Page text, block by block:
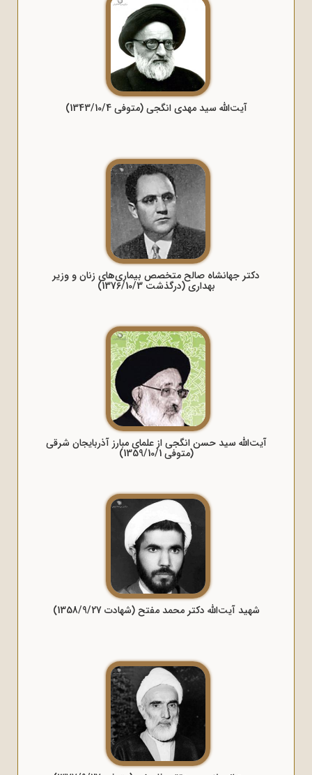
آیت‌الله سید مهدی انگجی (متوفی 1343/10/4)
دکتر جهانشاه صالح متخصص بیماری‌های زنان و وزیر
بهداری (درگذشت 1376/10/3)
آیت‌الله سید حسن انگجی از علمای مبارز آذربایجان شرقی
(متوفی 1359/10/1)
شهید آیت‌الله دکتر محمد مفتح (شهادت 1358/9/27)